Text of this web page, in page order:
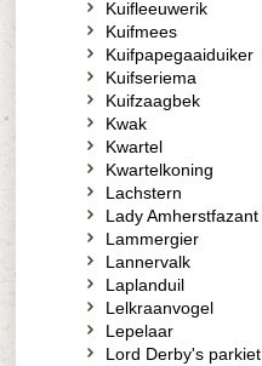
Kuifleeuwerik
Kuifmees
Kuifpapegaaiduiker
Kuifseriema
Kuifzaagbek
Kwak
Kwartel
Kwartelkoning
Lachstern
Lady Amherstfazant
Lammergier
Lannervalk
Laplanduil
Lelkraanvogel
Lepelaar
Lord Derby's parkiet